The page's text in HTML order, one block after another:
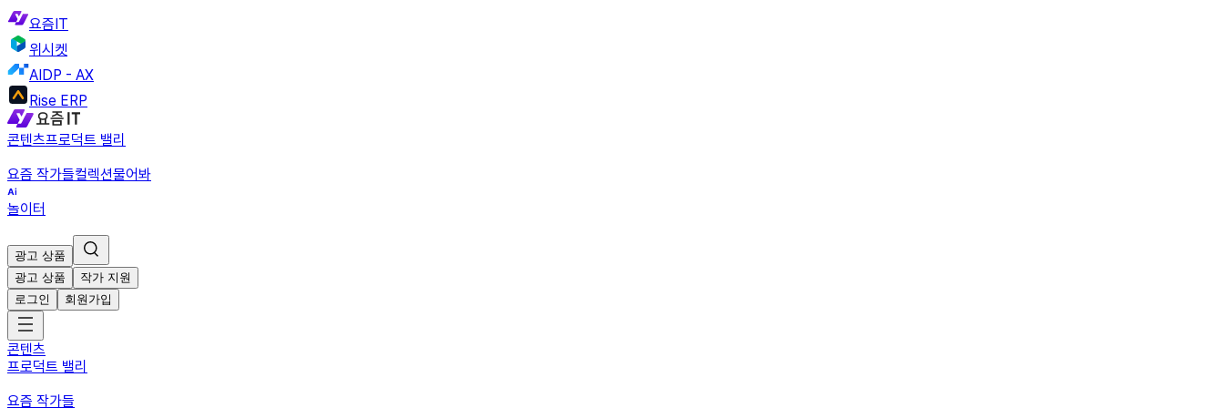
요즘IT
위시켓
AIDP - AX
Rise ERP
콘텐츠프로덕트 밸리
요즘 작가들컬렉션물어봐
놀이터
광고 상품
광고 상품
작가 지원
로그인
회원가입
콘텐츠
프로덕트 밸리
요즘 작가들